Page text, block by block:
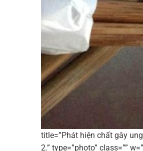
title=”Phát hiện chất gây
2.” type=”photo” class=””